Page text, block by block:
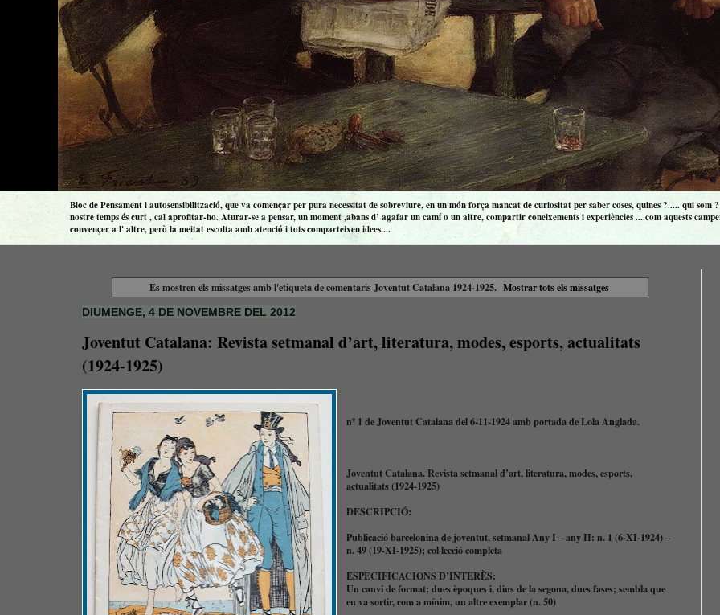
Bloc de Pensament i autosensibilització, que va començar per pura necessitat de sobreviure, en un món força mancat de curiositat per saber coses, quines ?..... qui
nostre temps és curt , cal aprofitar-ho. Aturar-se a pensar, un moment ,abans d’ agafar un camí o un altre, compartir coneixements i experiències ....com aquests
convençer a l' altre, però la meitat escolta amb atenció i tots comparteixen idees....
Es mostren els missatges amb l'etiqueta de comentarisJoventut Catalana 1924-1925. Mostrar tots els missatges
DIUMENGE, 4 DE NOVEMBRE DEL 2012
Joventut Catalana: Revista setmanal d’art, literatura, modes, esports, actualitats
(1924-1925)
nº 1 de Joventut Catalana del 6-11-1924 amb portada de Lola Anglada.
Joventut Catalana. Revista setmanal d’art, literatura, modes, esports,
actualitats (1924-1925)
DESCRIPCIÓ:
Publicació barcelonina de joventut, setmanalAny I – any II: n. 1 (6-XI-1924) –
n. 49 (19-XI-1925); col·lecció completa
ESPECIFICACIONS D’INTERÈS:
Un canvi de format; dues èpoques i, dins de la segona, dues fases; sembla que
en va sortir, com a mínim, un altre exemplar (n. 50)